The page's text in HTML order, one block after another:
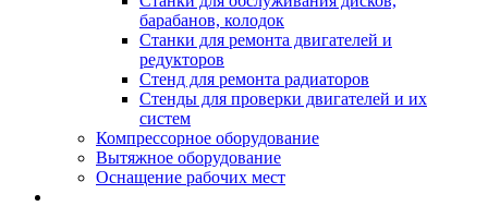
барабанов, колодок
Станки для ремонта двигателей и
редукторов
Стенд для ремонта радиаторов
Стенды для проверки двигателей и их
систем
Компрессорное оборудование
Вытяжное оборудование
Оснащение рабочих мест